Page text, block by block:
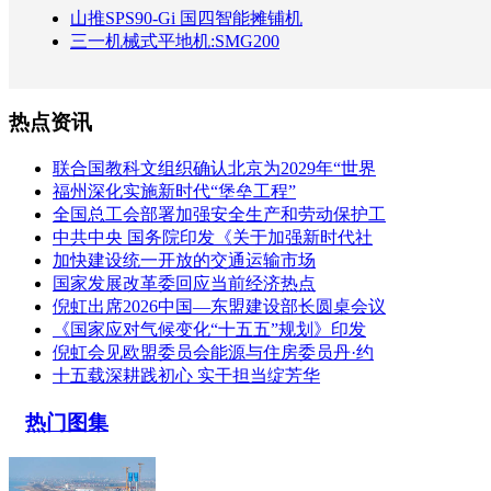
山推SPS90-Gi 国四智能摊铺机
三一机械式平地机:SMG200
热点资讯
联合国教科文组织确认北京为2029年“世界
福州深化实施新时代“堡垒工程”
全国总工会部署加强安全生产和劳动保护工
中共中央 国务院印发《关于加强新时代社
加快建设统一开放的交通运输市场
国家发展改革委回应当前经济热点
倪虹出席2026中国—东盟建设部长圆桌会议
《国家应对气候变化“十五五”规划》印发
倪虹会见欧盟委员会能源与住房委员丹·约
十五载深耕践初心 实干担当绽芳华
热门图集